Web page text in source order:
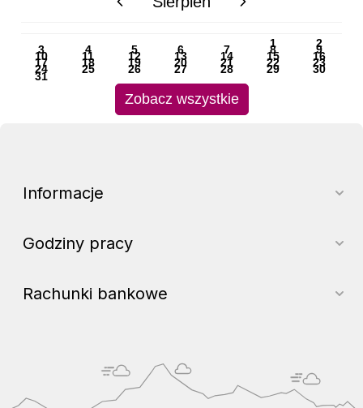
1 2
3 4 5 6 7 8 9
10 11 12 13 14 15 16
17 18 19 20 21 22 23
24 25 26 27 28 29 30
31
Zobacz wszystkie
Informacje
Godziny pracy
Rachunki bankowe